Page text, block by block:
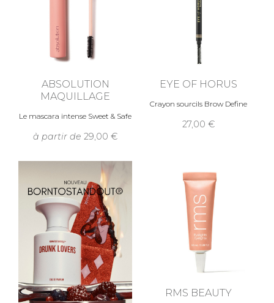
ABSOLUTION
MAQUILLAGE
Le mascara intense Sweet & Safe
à partir de 29,00
EYE OF HORUS
Crayon sourcils Brow Define
27,00
RMS BEAUTY